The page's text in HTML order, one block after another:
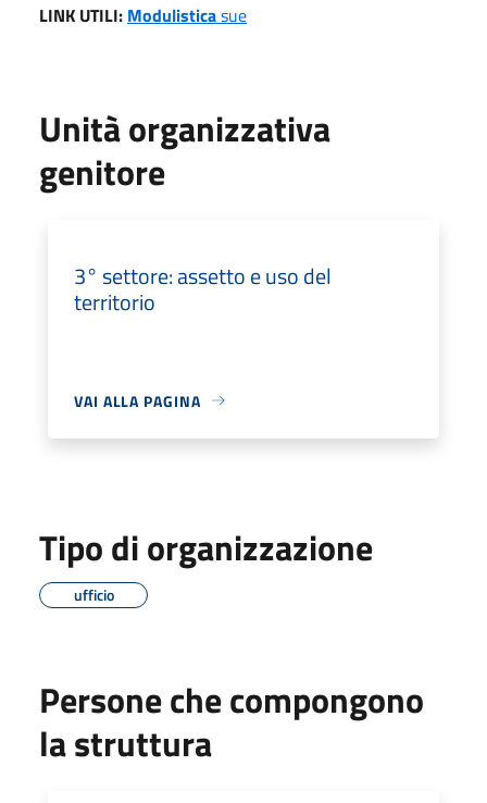
LINK UTILI: Modulisticasue
Unità organizzativa
genitore
3° settore: assetto e uso del
territorio
VAI ALLA PAGINA
Tipo di organizzazione
ufficio
Persone che compongono
la struttura